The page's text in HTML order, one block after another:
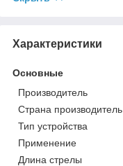
Характеристики
Основные
Производитель
Страна производитель
Тип устройства
Применение
Длина стрелы